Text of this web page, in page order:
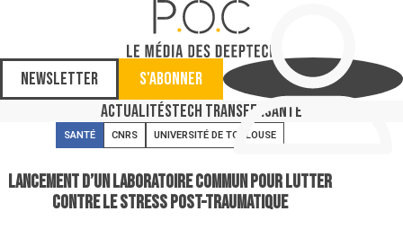
Newsletter
S'abonner
ActualitésTech TransferSanté
SANTÉ CNRS UNIVERSITÉ DE TOULOUSE
Lancement d’un laboratoire commun pour lutter
contre le stress post-traumatique